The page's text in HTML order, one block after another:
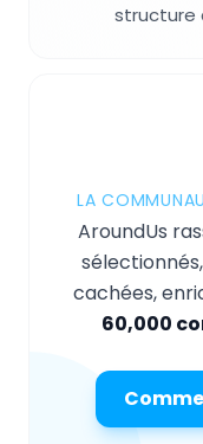
structure
LA
AroundUs
cachées,
60,000